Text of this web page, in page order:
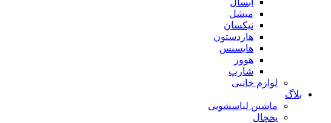
آبسال
میشل
نیکسان
هاردستون
هایسنس
هوور
شارپ
لوازم جانبی
بلاگ
ماشین لباسشویی
یخچال